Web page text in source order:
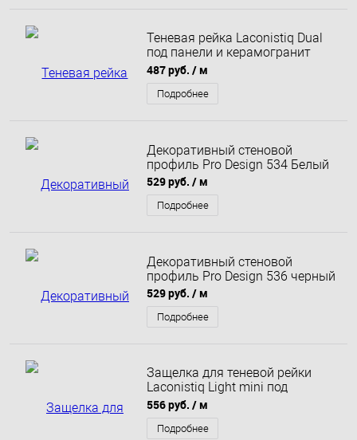
Теневая рейка Laconistiq Dual
под панели и керамогранит
черная 8,6х12х3000 мм муар
487 руб. / м
Подробнее
Декоративный стеновой
профиль Pro Design 534 Белый
529 руб. / м
Подробнее
Декоративный стеновой
профиль Pro Design 536 черный
529 руб. / м
Подробнее
Защелка для теневой рейки
Laconistiq Light mini под
подсветку для обоев, панелей,
керамогранита 11,3х13х3000
мм светлое золото
556 руб. / м
Подробнее